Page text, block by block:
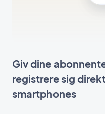
Giv dine
registrere sig
smartphones